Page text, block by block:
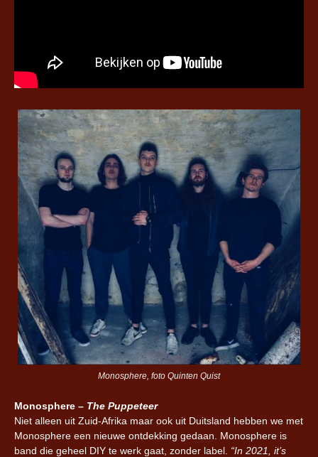
Monosphere, foto Quinten Quist
Monosphere – The Puppeteer
Niet alleen uit Zuid-Afrika maar ook uit Duitsland hebben we met
Monosphere een nieuwe ontdekking gedaan. Monosphere is
band die geheel DIY te werk gaat, zonder label. “In 2021, it’s